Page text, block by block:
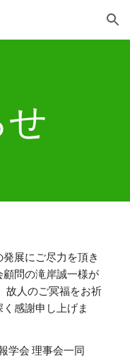
Skip to navigation
展にご尽力を頂き
顧問の滝岸誠一様が
故人のご冥福をお祈
感謝申し上げま
学会 理事会一同